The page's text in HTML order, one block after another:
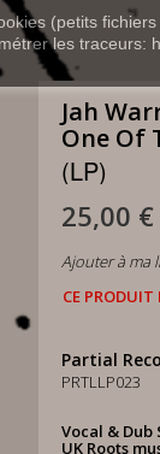
(petits
les traceurs:
Jah
One Of
(LP)
25,00 €
Ajouter à ma
CE
Partial
PRTLLP023
Vocal & Dub
UK Roots